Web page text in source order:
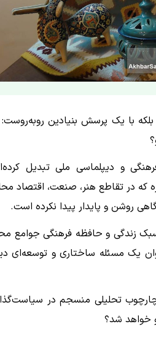
با یک پرسش بنیادین روبه‌روست:
و دیپلماسی ملی تبدیل
در تقاطع هنر، صنعت، اقتصاد
روشن و پایدار پیدا نکرده است.
سبک زندگی و حافظه فرهنگی جوامع
یک مسئله ساختاری و توسعه‌ای
تحلیلی منسجم در
خواهد شد؟